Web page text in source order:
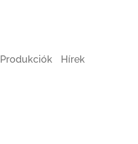
Produkciók
Hírek